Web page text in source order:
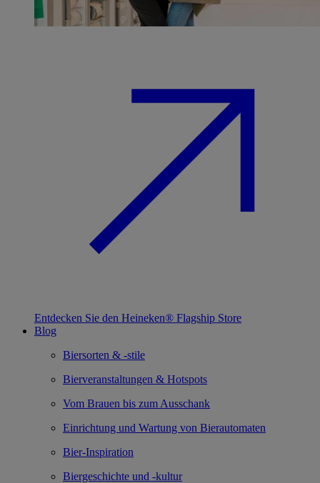
Entdecken Sie den Heineken® Flagship Store
Blog
Biersorten & -stile
Bierveranstaltungen & Hotspots
Vom Brauen bis zum Ausschank
Einrichtung und Wartung von Bierautomaten
Bier-Inspiration
Biergeschichte und -kultur